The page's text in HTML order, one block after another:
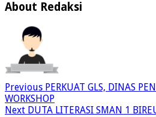
About Redaksi
Previous PERKUAT GLS, DINAS
WORKSHOP
Next DUTA LITERASI SMAN 1